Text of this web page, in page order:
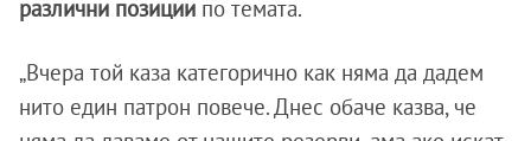
различни позиции по темата.
„Вчера той каза категорично как няма да дадем
нито един патрон повече. Днес обаче казва, че